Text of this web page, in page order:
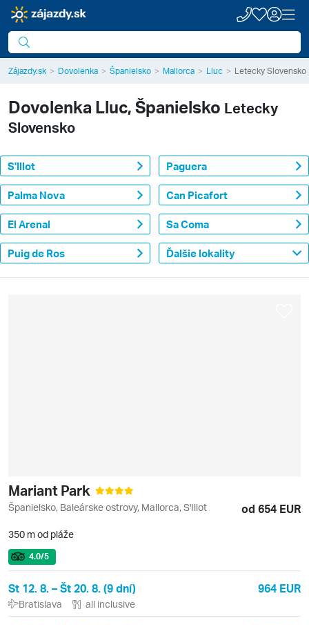
Zájazdy.sk Dovolenka Španielsko Mallorca Lluc Letecky Slovensko
Dovolenka Lluc, Španielsko Letecky
Slovensko
S'Illot Paguera
Palma Nova Can Picafort
El Arenal Sa Coma
Puig de Ros Ďalšie lokality
Mariant Park
Španielsko, Baleárske ostrovy, Mallorca, S'Illot od 654 EUR
350 m od pláže
4.0/5
St 12. 8. – Št 20. 8. (9 dní) 964 EUR
Bratislava all inclusive